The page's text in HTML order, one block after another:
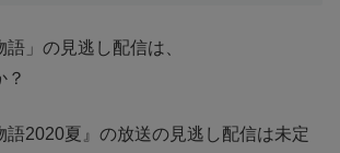
語」の見逃し配信は、
？
語2020夏』の放送の見逃し配信は未定